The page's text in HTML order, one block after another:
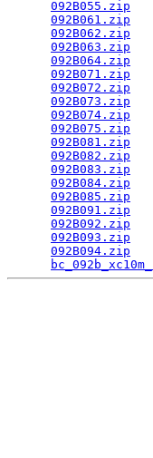
092B055.zip
092B061.zip
092B062.zip
092B063.zip
092B064.zip
092B071.zip
092B072.zip
092B073.zip
092B074.zip
092B075.zip
092B081.zip
092B082.zip
092B083.zip
092B084.zip
092B085.zip
092B091.zip
092B092.zip
092B093.zip
092B094.zip